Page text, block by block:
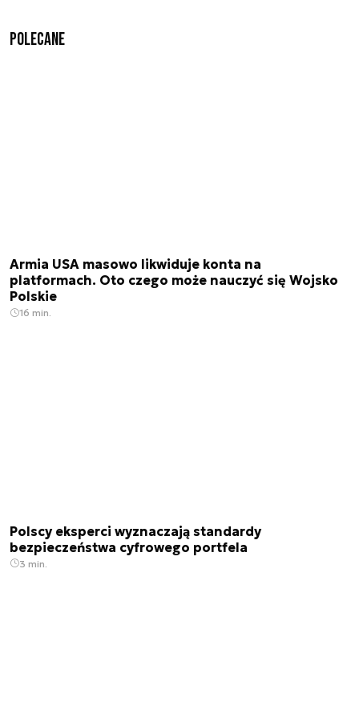
Polecane
Armia USA masowo likwiduje konta na
platformach. Oto czego może nauczyć się Wojsko
Polskie
16 min.
Polscy eksperci wyznaczają standardy
bezpieczeństwa cyfrowego portfela
3 min.